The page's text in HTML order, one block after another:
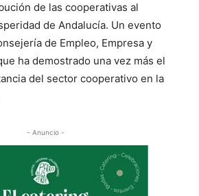
de las cooperativas al
de Andalucía. Un evento
de Empleo, Empresa y
ha demostrado una vez más el
del sector cooperativo en la
- Anuncio -